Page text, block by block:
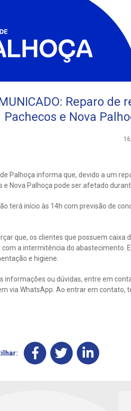
Reparo
Pachecos e Nova
Palhoça informa que, devido a um
e Nova Palhoça pode ser afetado
terá início às 14h com previsão de
que, os clientes que possuem caixa
a intermitência do abastecimento.
e higiene.
informações ou dúvidas, entre em
via WhatsApp. Ao entrar em contato,